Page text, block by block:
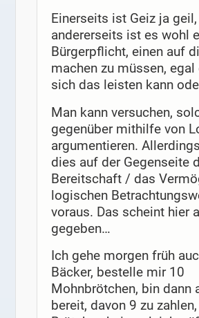
Einerseits ist Geiz ja geil,
andererseits ist es wohl
Bürgerpflicht, einen auf
machen zu müssen,
sich das leisten kann
Man kann versuchen,
gegenüber mithilfe von
argumentieren.
dies auf der Gegenseite
Bereitschaft / das
logischen
voraus. Das scheint hier
gegeben…
Ich gehe morgen früh
Bäcker, bestelle mir 10
Mohnbrötchen, bin dann
bereit, davon 9 zu